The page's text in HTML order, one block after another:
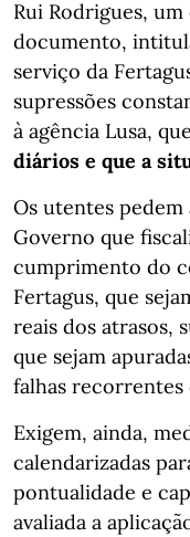
Rui Rodrigues,
documento,
serviço da
supressões
à agência Lusa,
diários e que a
Os utentes pedem
Governo que
cumprimento do
Fertagus, que
reais dos atrasos,
que sejam
falhas recorrentes
Exigem, ainda,
calendarizadas
pontualidade e
avaliada a